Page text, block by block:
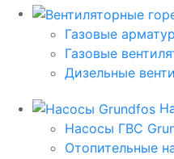
Газовые
Газовые
Дизельные
Насосы ГВС
Отопительные